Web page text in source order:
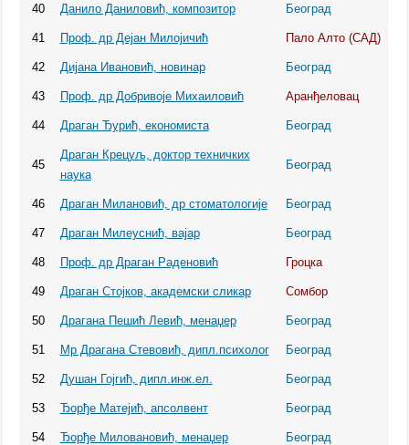
40 Данило Даниловић, композитор Београд
41 Проф. др Дејан Милојичић Пало Алто (САД)
42 Дијана Ивановић, новинар Београд
43 Проф. др Добривоје Михаиловић Аранђеловац
44 Драган Ђурић, економиста Београд
45
Драган Крецуљ, доктор техничких
наука
Београд
46 Драган Милановић, др стоматологије Београд
47 Драган Милеуснић, вајар Београд
48 Проф. др Драган Раденовић Гроцка
49 Драган Стојков, академски сликар Сомбор
50 Драгана Пешић Левић, менаџер Београд
51 Мр Драгана Стевовић, дипл.психолог Београд
52 Душан Гојгић, дипл.инж.ел. Београд
53 Ђорђе Матејић, апсолвент Београд
54 Ђорђе Миловановић, менаџер Београд